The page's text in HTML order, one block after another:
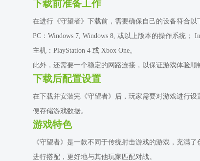
下载前准备工作
在进行《守望者》下载前，需要确保自己的设备符合以
PC：Windows 7, Windows 8, 或以上版本的操作系统；
主机：PlayStation 4 或 Xbox One。
此外，还需要一个稳定的网路连接，以保证游戏体验顺
下载后配置设置
在下载并安装完《守望者》后，玩家需要对游戏进行
便存储游戏数据。
游戏特色
《守望者》是一款不同于传统射击游戏的游戏，充满
进行搭配，更好地与其他玩家匹配对战。